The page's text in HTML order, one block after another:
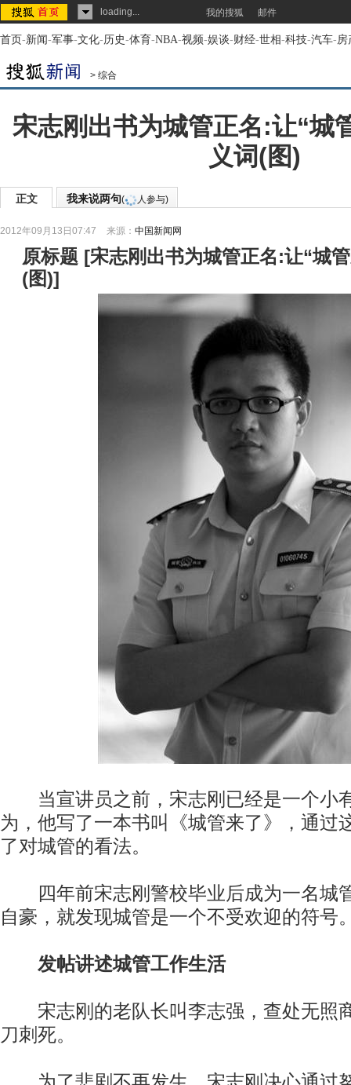
loading... 我的搜狐 邮件
首页-新闻-军事-文化-历史-体育-NBA-视频-娱谈-财经-世相-科技-汽车-房
> 综合
宋志刚出书为城管正名:让“城
义词(图)
正文 我来说两句( 人参与)
2012年09月13日07:47 来源： 中国新闻网
原标题 [宋志刚出书为城管正名:让“城
(图)]
当宣讲员之前，宋志刚已经是一个小
为，他写了一本书叫《城管来了》，通过
了对城管的看法。
四年前宋志刚警校毕业后成为一名城
自豪，就发现城管是一个不受欢迎的符号
发帖讲述城管工作生活
宋志刚的老队长叫李志强，查处无照
刀刺死。